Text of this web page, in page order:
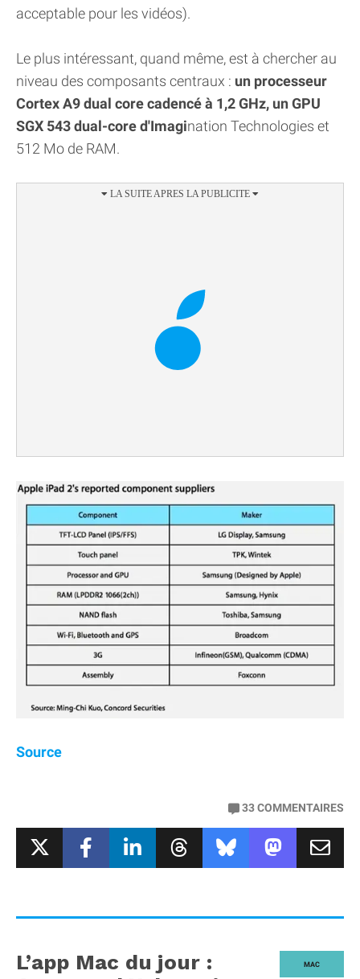
acceptable pour les vidéos).
Le plus intéressant, quand même, est à chercher au
niveau des composants centraux : un processeur
Cortex A9 dual core cadencé à 1,2 GHz, un GPU
SGX 543 dual-core d'Imagination Technologies et
512 Mo de RAM.
Source
33COMMENTAIRES
MAC
L’app Mac du jour :